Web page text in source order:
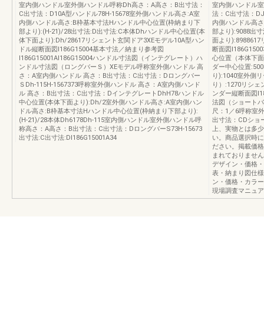
室内側ハンドル室外側ハンドル呼称Dh高さ：A高さ：B出寸法：
C出寸法：D10A型ハンドル78H-15678室外側ハンドル高さ:A室
内側ハンドル高さ:B枠基本寸法Hハンドル中心位置(枠納まり下
部より):(H-21)/28出寸法:D出寸法:C本体Dhハンドル中心位置(本
体下面より):Dh/28617リシェント玄関ドア3XEモデル10A型ハン
ドル縦断面図I186G15004基本寸法／納まり参考図
I186G15001AI186G15004ハンドル寸法図（インテグレート）ハ
ンドル寸法図（ロングバーＳ）XEモデル呼称室外側ハンドル 高
さ：A室内側ハンドル 高さ：B出寸法：C出寸法：Dロングバー
ＳDh-115H-1567373呼称室外側ハンドル 高さ：A室内側ハンド
ル 高さ：B出寸法：C出寸法：DインテグレートDhH78ハンドル
中心位置(本体下面より):Dh/2室外側ハンドル高さ:A室内側ハン
ドル高さ:B枠基本寸法Hハンドル中心位置(枠納まり下部より):
(H-21)/28本体Dh6178Dh-115室内側ハンドル室外側ハンドル呼
称高さ：A高さ：B出寸法：C出寸法：DロングバーS73H-15673
出寸法:C出寸法:DI186G15001A34
室内側ハンドル
法：C出寸法：
内側ハンドル高
部より):9088出
面より):8988617
断面図
心位置（本体下
ダー中心位置
り):1040室外側
り）:1270リシェ
ンダー縦断面図
法図（ショート
尺：1／6呼称室
出寸法：CDショ
上、実物とは多
い。商品選択時
ださい。掲載価
まれておりませ
デザイン・価格
表・納まり図仕
ン・価格・カラ
現場調査マニュ